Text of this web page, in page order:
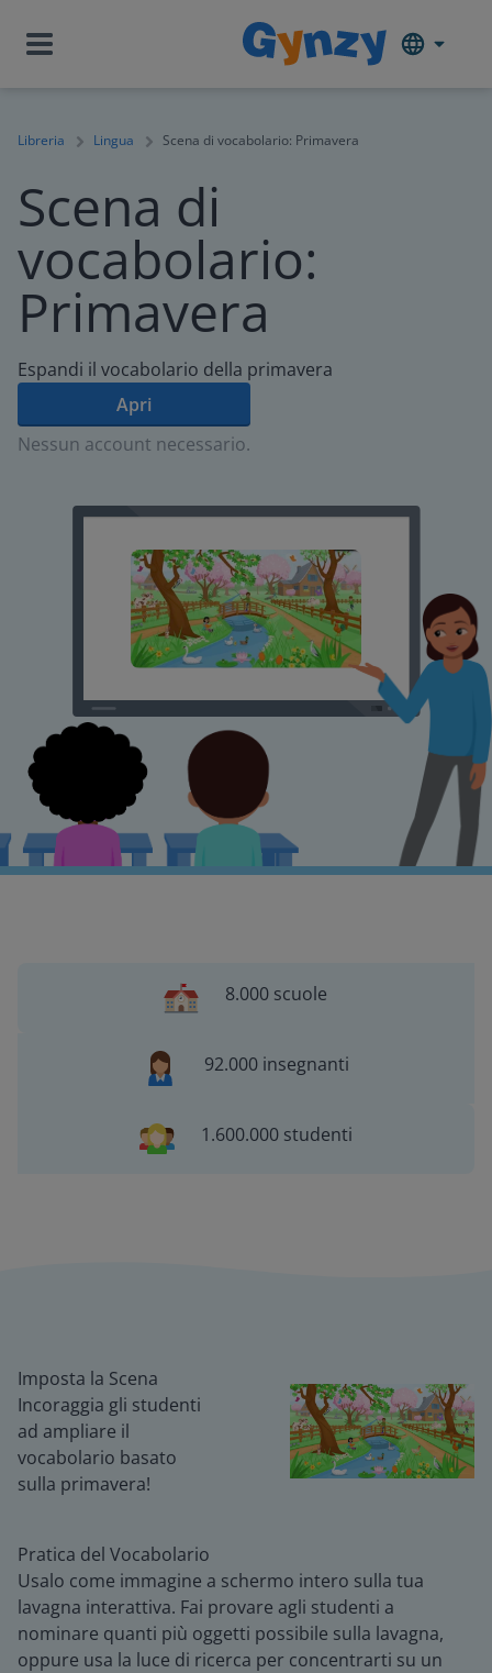
Libreria Lingua Scena di vocabolario: Primavera
Scena di
vocabolario:
Primavera
Espandi il vocabolario della primavera
Apri
Nessun account necessario.
8.000 scuole
92.000 insegnanti
1.600.000 studenti
Imposta la Scena
Incoraggia gli studenti
ad ampliare il
vocabolario basato
sulla primavera!
Pratica del Vocabolario
Usalo come immagine a schermo intero sulla tua
lavagna interattiva. Fai provare agli studenti a
nominare quanti più oggetti possibile sulla lavagna,
oppure usa la luce di ricerca per concentrarti su un